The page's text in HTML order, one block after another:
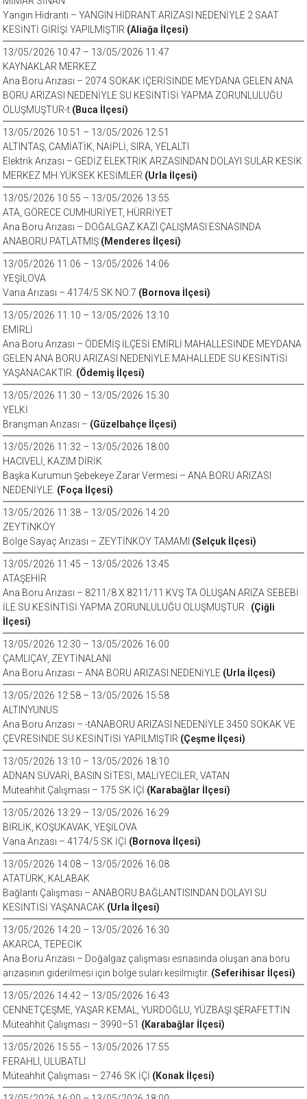
Yangın Hidrantı – YANGIN HİDRANT ARIZASI NEDENİYLE 2 SAAT
KESİNTİ GİRİŞİ YAPILMIŞTIR (Aliağa İlçesi)
13/05/2026 10:47 – 13/05/2026 11:47
KAYNAKLAR MERKEZ
Ana Boru Arızası – 2074 SOKAK İÇERİSİNDE MEYDANA GELEN ANA
BORU ARIZASI NEDENİYLE SU KESİNTİSİ YAPMA ZORUNLULUĞU
OLUŞMUŞTUR-t (Buca İlçesi)
13/05/2026 10:51 – 13/05/2026 12:51
ALTINTAŞ, CAMİATİK, NAİPLİ, SIRA, YELALTI
Elektrik Arızası – GEDİZ ELEKTRİK ARZASINDAN DOLAYI SULAR KESİK
MERKEZ MH YÜKSEK KESİMLER (Urla İlçesi)
13/05/2026 10:55 – 13/05/2026 13:55
ATA, GÖRECE CUMHURİYET, HÜRRİYET
Ana Boru Arızası – DOĞALGAZ KAZI ÇALIŞMASI ESNASINDA
ANABORU PATLATMIŞ (Menderes İlçesi)
13/05/2026 11:06 – 13/05/2026 14:06
YEŞİLOVA
Vana Arızası – 4174/5 SK NO:7 (Bornova İlçesi)
13/05/2026 11:10 – 13/05/2026 13:10
EMİRLİ
Ana Boru Arızası – ÖDEMİŞ İLÇESİ EMİRLİ MAHALLESİNDE MEYDANA
GELEN ANA BORU ARIZASI NEDENİYLE MAHALLEDE SU KESİNTİSİ
YAŞANACAKTIR. (Ödemiş İlçesi)
13/05/2026 11:30 – 13/05/2026 15:30
YELKİ
Branşman Arızası – (Güzelbahçe İlçesi)
13/05/2026 11:32 – 13/05/2026 18:00
HACIVELİ, KAZIM DİRİK
Başka Kurumun Şebekeye Zarar Vermesi – ANA BORU ARIZASI
NEDENİYLE. (Foça İlçesi)
13/05/2026 11:38 – 13/05/2026 14:20
ZEYTİNKÖY
Bölge Sayaç Arızası – ZEYTİNKÖY TAMAMI (Selçuk İlçesi)
13/05/2026 11:45 – 13/05/2026 13:45
ATAŞEHİR
Ana Boru Arızası – 8211/8 X 8211/11 KVŞ TA OLUŞAN ARIZA SEBEBİ
İLE SU KESİNTİSİ YAPMA ZORUNLULUĞU OLUŞMUŞTUR . (Çiğli
İlçesi)
13/05/2026 12:30 – 13/05/2026 16:00
ÇAMLIÇAY, ZEYTİNALANI
Ana Boru Arızası – ANA BORU ARIZASI NEDENİYLE (Urla İlçesi)
13/05/2026 12:58 – 13/05/2026 15:58
ALTINYUNUS
Ana Boru Arızası – -tANABORU ARIZASI NEDENİYLE 3450 SOKAK VE
ÇEVRESİNDE SU KESİNTİSİ YAPILMIŞTIR (Çeşme İlçesi)
13/05/2026 13:10 – 13/05/2026 18:10
ADNAN SÜVARİ, BASIN SİTESİ, MALİYECİLER, VATAN
Müteahhit Çalışması – 175 SK İÇİ (Karabağlar İlçesi)
13/05/2026 13:29 – 13/05/2026 16:29
BİRLİK, KOŞUKAVAK, YEŞİLOVA
Vana Arızası – 4174/5 SK İÇİ (Bornova İlçesi)
13/05/2026 14:08 – 13/05/2026 16:08
ATATÜRK, KALABAK
Bağlantı Çalışması – ANABORU BAĞLANTISINDAN DOLAYI SU
KESİNTİSİ YAŞANACAK (Urla İlçesi)
13/05/2026 14:20 – 13/05/2026 16:30
AKARCA, TEPECİK
Ana Boru Arızası – Doğalgaz çalışması esnasında oluşan ana boru
arızasının giderilmesi için bölge suları kesilmiştir. (Seferihisar İlçesi)
13/05/2026 14:42 – 13/05/2026 16:43
CENNETÇEŞME, YAŞAR KEMAL, YURDOĞLU, YÜZBAŞI ŞERAFETTİN
Müteahhit Çalışması – 3990–51 (Karabağlar İlçesi)
13/05/2026 15:55 – 13/05/2026 17:55
FERAHLI, ULUBATLI
Müteahhit Çalışması – 2746 SK İÇİ (Konak İlçesi)